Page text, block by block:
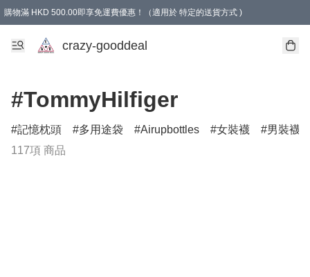
購物滿 HKD 500.00即享免運費優惠！（適用於 特定的送貨方式 )
成為會員可享免費禮品
crazy-gooddeal
#TommyHilfiger
記憶枕頭 多用途袋 Airupbottles 女裝襪
男裝襪
117項 商品